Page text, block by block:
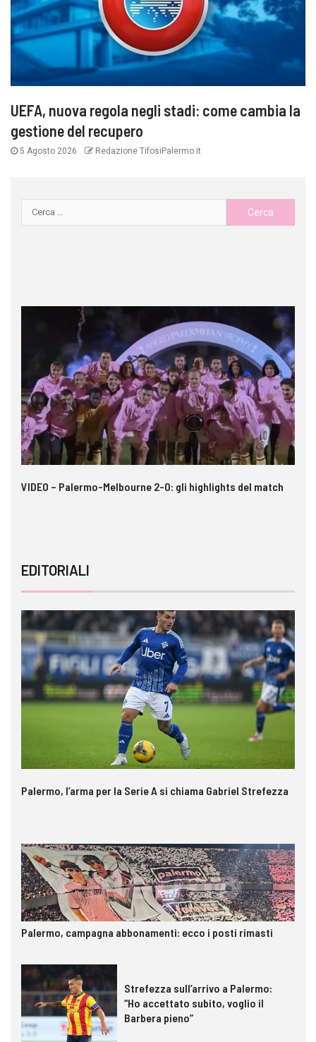
UEFA, nuova regola negli stadi: come cambia la
gestione del recupero
5 Agosto 2026 Redazione TifosiPalermo.it
VIDEO – Palermo-Melbourne 2-0: gli highlights del match
EDITORIALI
Palermo, l’arma per la Serie A si chiama Gabriel Strefezza
Palermo, campagna abbonamenti: ecco i posti rimasti
Strefezza sull’arrivo a Palermo:
“Ho accettato subito, voglio il
Barbera pieno”